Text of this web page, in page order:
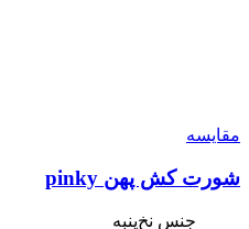
مقایسه
شورت کش پهن pinky
جنس نخ‌پنبه